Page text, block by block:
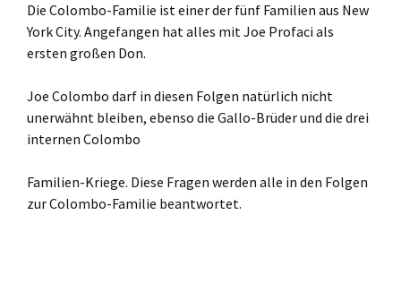
Die Colombo-Familie ist einer der fünf Familien aus New
York City. Angefangen hat alles mit Joe Profaci als
ersten großen Don.
Joe Colombo darf in diesen Folgen natürlich nicht
unerwähnt bleiben, ebenso die Gallo-Brüder und die drei
internen Colombo
Familien-Kriege. Diese Fragen werden alle in den Folgen
zur Colombo-Familie beantwortet.